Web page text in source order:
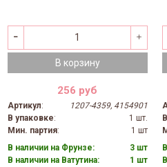
В корзину
256 руб
Артикул:
1207-4359, 4154901
В упаковке:
1 шт.
Мин. партия:
1 шт
В наличии на Фрунзе:
3 шт
В наличии на Ватутина:
1 шт